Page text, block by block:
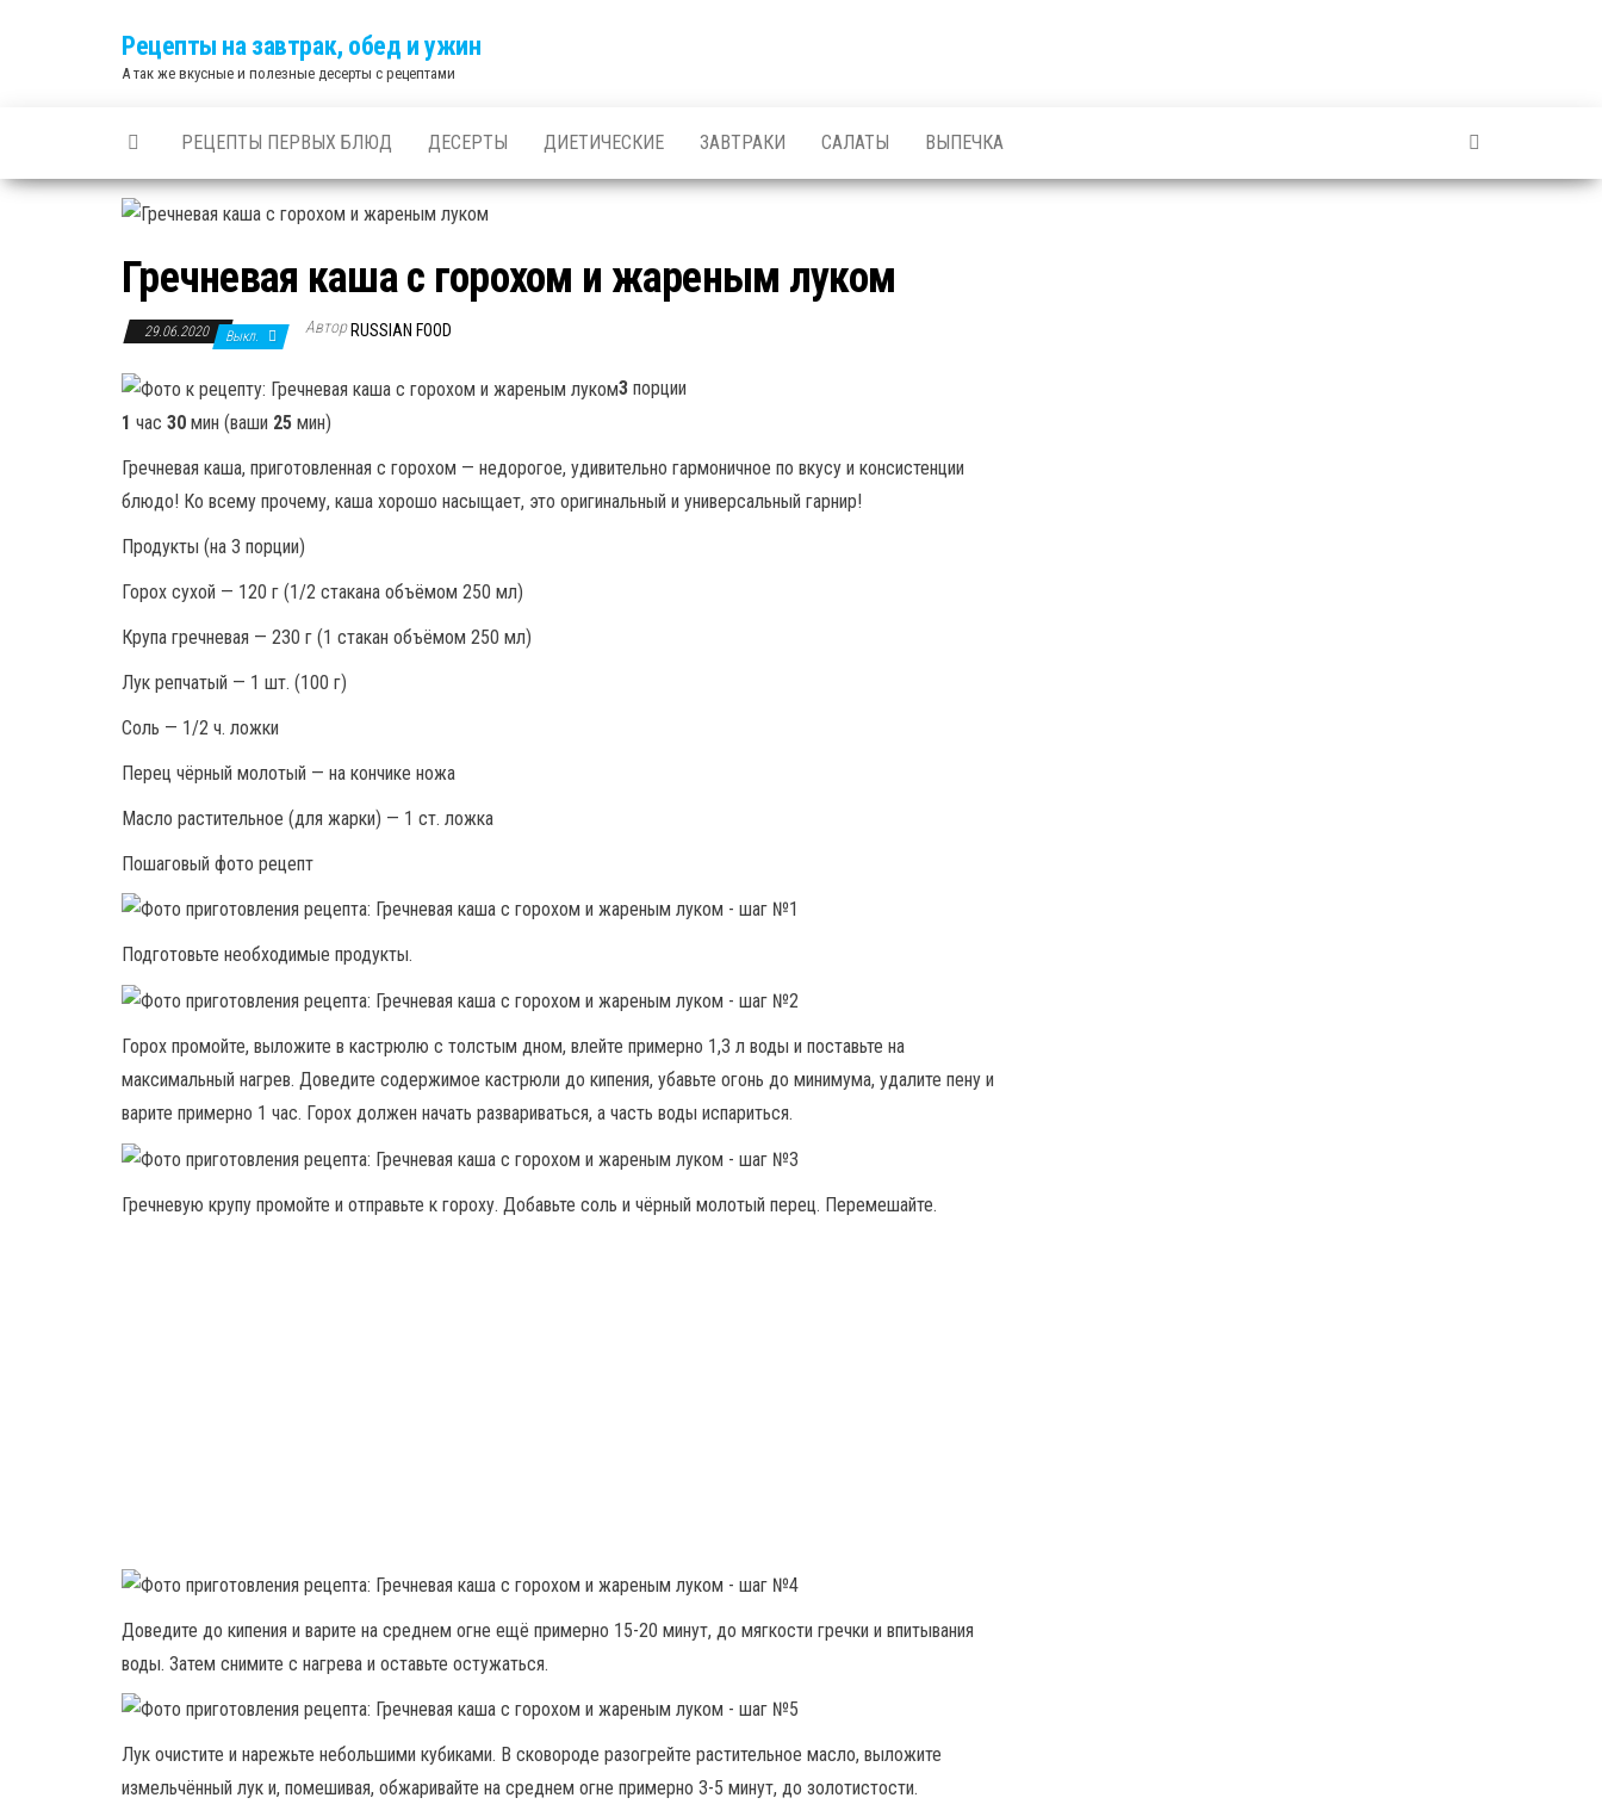
Рецепты на завтрак, обед и ужин
А так же вкусные и полезные десерты с рецептами
РЕЦЕПТЫ ПЕРВЫХ БЛЮД ДЕСЕРТЫ ДИЕТИЧЕСКИЕ ЗАВТРАКИ САЛАТЫ ВЫПЕЧКА
Гречневая каша с горохом и жареным луком
29.06.2020 Выкл. Автор RUSSIAN FOOD
3 порции
1 час 30 мин (ваши 25 мин)
Гречневая каша, приготовленная с горохом — недорогое, удивительно гармоничное по вкусу и консистенции
блюдо! Ко всему прочему, каша хорошо насыщает, это оригинальный и универсальный гарнир!
Продукты (на 3 порции)
Горох сухой — 120 г (1/2 стакана объёмом 250 мл)
Крупа гречневая — 230 г (1 стакан объёмом 250 мл)
Лук репчатый — 1 шт. (100 г)
Соль — 1/2 ч. ложки
Перец чёрный молотый — на кончике ножа
Масло растительное (для жарки) — 1 ст. ложка
Пошаговый фото рецепт
Подготовьте необходимые продукты.
Горох промойте, выложите в кастрюлю с толстым дном, влейте примерно 1,3 л воды и поставьте на
максимальный нагрев. Доведите содержимое кастрюли до кипения, убавьте огонь до минимума, удалите пену и
варите примерно 1 час. Горох должен начать развариваться, а часть воды испариться.
Гречневую крупу промойте и отправьте к гороху. Добавьте соль и чёрный молотый перец. Перемешайте.
Доведите до кипения и варите на среднем огне ещё примерно 15-20 минут, до мягкости гречки и впитывания
воды. Затем снимите с нагрева и оставьте остужаться.
Лук очистите и нарежьте небольшими кубиками. В сковороде разогрейте растительное масло, выложите
измельчённый лук и, помешивая, обжаривайте на среднем огне примерно 3-5 минут, до золотистости.